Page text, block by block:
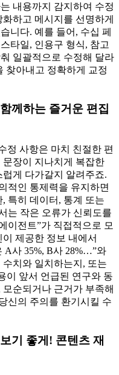
내용까지 감지하여 수정
하고 메시지를 선명하게
니다. 예를 들어, 수십 페
타일, 인용구 형식, 참고
일괄적으로 수정해 달라
찾아내고 정확하게 교정
께하는 즐거운 편집
정 사항은 마치 친절한 편
장이 지나치게 복잡한
게 다가갈지 알려주죠.
적인 통제력을 유지하면
특히 데이터, 통계 또는
는 작은 오류가 신뢰도를
이전트”가 직접적으로 모
제공한 정보 내에서
A사 35%, B사 28%…”와
치와 일치하는지, 또는
이 앞서 언급된 연구와 동
순되거나 근거가 부족해
신의 주의를 환기시킬 수
기 좋게! 콘텐츠 재